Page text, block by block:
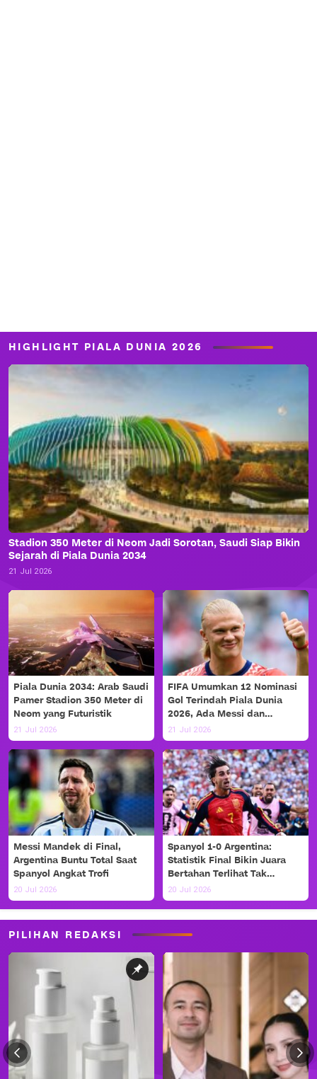
HIGHLIGHT PIALA DUNIA 2026
Stadion 350 Meter di Neom Jadi Sorotan, Saudi Siap Bikin
Sejarah di Piala Dunia 2034
21 Jul 2026
Piala Dunia 2034: Arab Saudi
Pamer Stadion 350 Meter di
Neom yang Futuristik
21 Jul 2026
FIFA Umumkan 12 Nominasi
Gol Terindah Piala Dunia
2026, Ada Messi dan
Haaland!
21 Jul 2026
Messi Mandek di Final,
Argentina Buntu Total Saat
Spanyol Angkat Trofi
20 Jul 2026
Spanyol 1-0 Argentina:
Statistik Final Bikin Juara
Bertahan Terlihat Tak
Berdaya
20 Jul 2026
PILIHAN REDAKSI